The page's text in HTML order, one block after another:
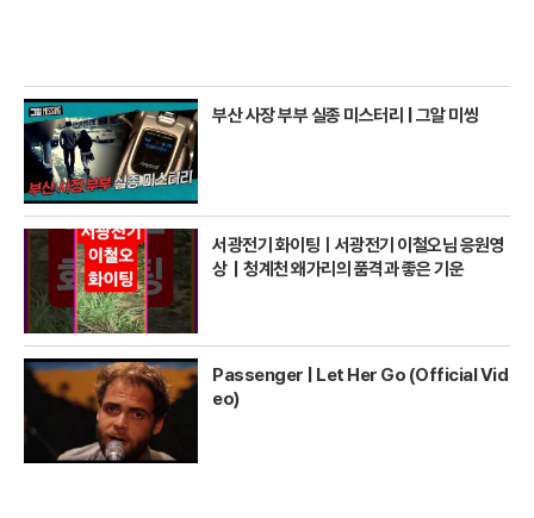
부산 사장 부부 실종 미스터리 | 그알 미씽
서광전기 화이팅ㅣ서광전기 이철오님 응원영
상｜청계천 왜가리의 품격과 좋은 기운
Passenger | Let Her Go (Official Vid
eo)